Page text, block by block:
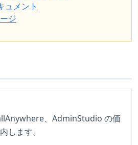
ュメント
ジ
、AdminStudio の価
します。